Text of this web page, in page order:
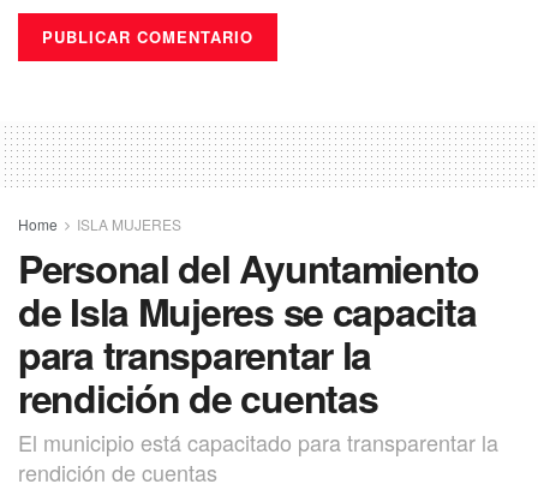
Home ISLA MUJERES
Personal del Ayuntamiento
de Isla Mujeres se capacita
para transparentar la
rendición de cuentas
El municipio está capacitado para transparentar la
rendición de cuentas